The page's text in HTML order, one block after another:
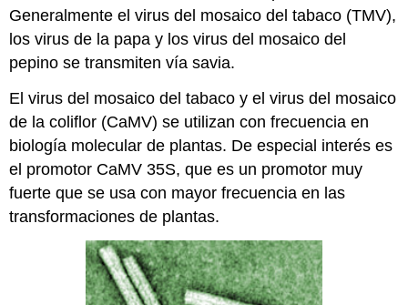
Generalmente el virus del mosaico del tabaco (TMV),
los virus de la papa y los virus del mosaico del
pepino se transmiten vía savia.
El virus del mosaico del tabaco y el virus del mosaico
de la coliflor (CaMV) se utilizan con frecuencia en
biología molecular de plantas. De especial interés es
el promotor CaMV 35S, que es un promotor muy
fuerte que se usa con mayor frecuencia en las
transformaciones de plantas.